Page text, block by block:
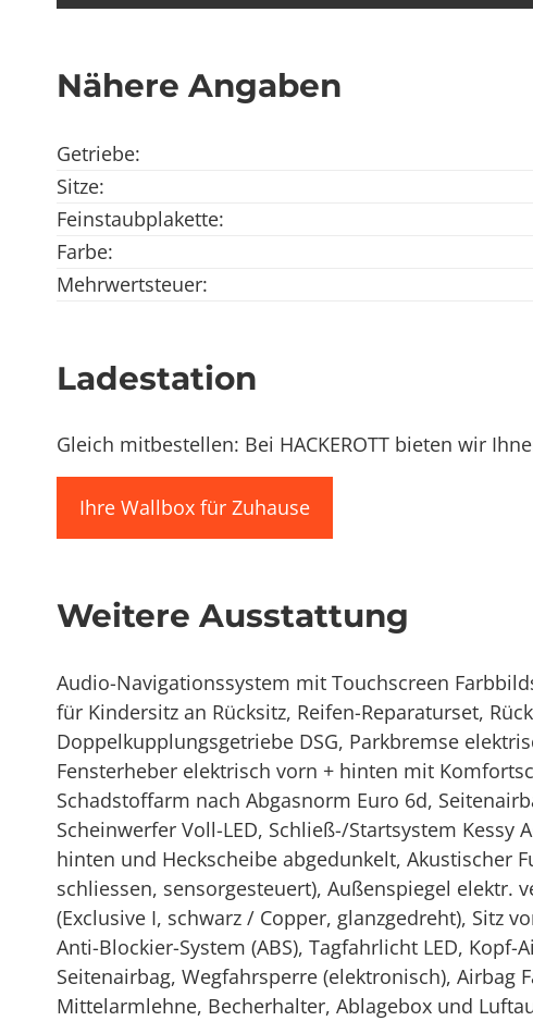
Nähere Angaben
Getriebe:
Sitze:
Feinstaubplakette:
Farbe:
Mehrwertsteuer:
Ladestation
Gleich mitbestellen: Bei HACKEROTT bieten wir
Ihre Wallbox für Zuhause
Weitere Ausstattung
Audio-Navigationssystem mit Touchscreen
für Kindersitz an Rücksitz, Reifen-Reparaturset,
Doppelkupplungsgetriebe DSG, Parkbremse
Fensterheber elektrisch vorn + hinten mit
Schadstoffarm nach Abgasnorm Euro 6d,
Scheinwerfer Voll-LED, Schließ-/Startsystem
hinten und Heckscheibe abgedunkelt, Akustischer
schliessen, sensorgesteuert), Außenspiegel elektr.
(Exclusive I, schwarz / Copper, glanzgedreht), Sitz
Anti-Blockier-System (ABS), Tagfahrlicht LED,
Seitenairbag, Wegfahrsperre (elektronisch),
Mittelarmlehne, Becherhalter, Ablagebox und